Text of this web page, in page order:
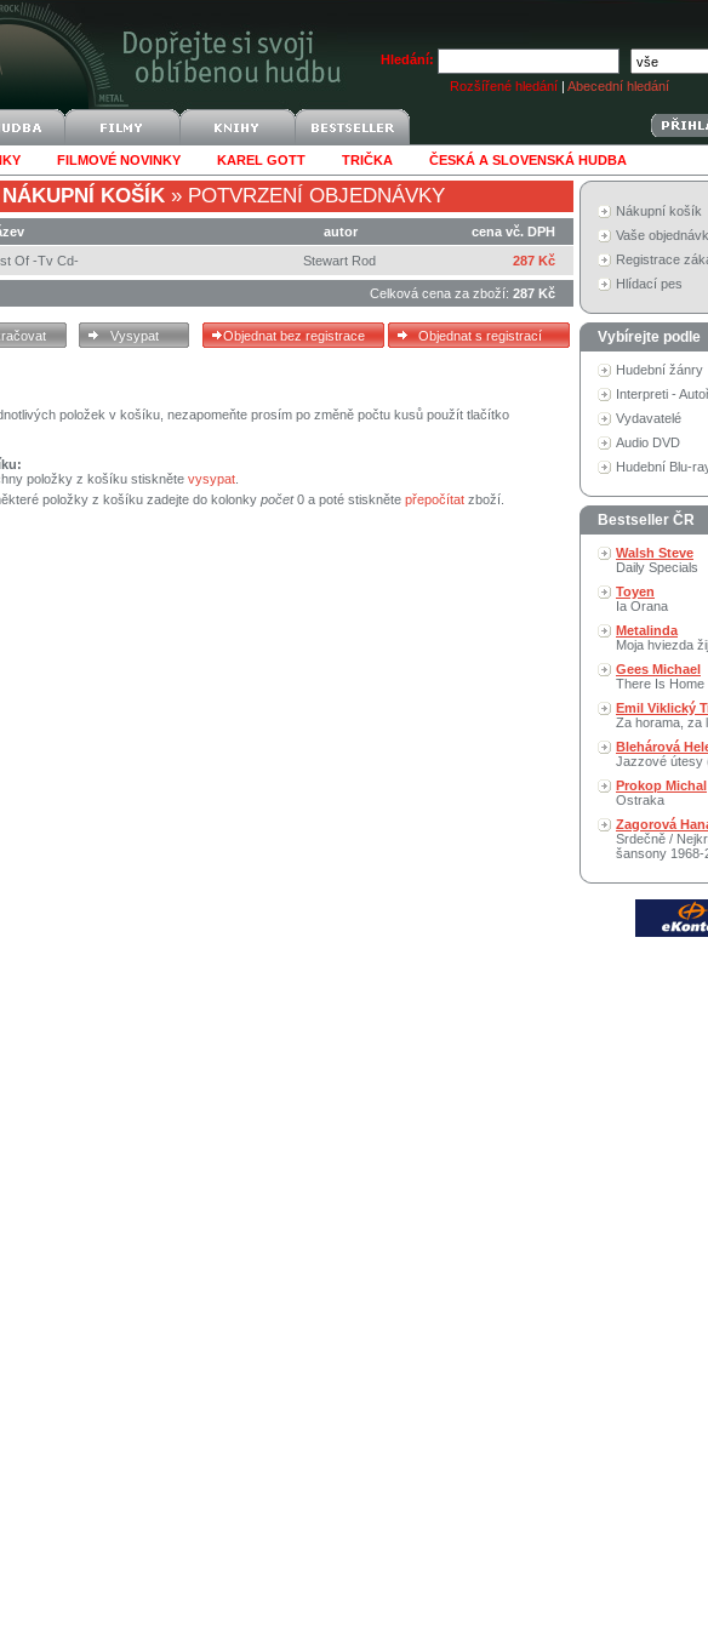
Hledání:
Rozšířené hledání | Abecední hledání
FILMOVÉ NOVINKY KAREL GOTT TRIČKA ČESKÁ A SLOVENSKÁ HUDBA
NÁKUPNÍ KOŠÍK » POTVRZENÍ OBJEDNÁVKY
autor
cena vč. DPH
Of -Tv Cd- Stewart Rod 287 Kč
Celková cena za zboží: 287 Kč
položek v košíku, nezapomeňte prosím po změně počtu kusů použít tlačítko
položky z košíku stiskněte vysypat
položky z košíku zadejte do kolonky počet0 a poté stiskněte přepočítat zboží.
Nákupní košík
Vaše
Registrace
Hlídací pes
Vybírejte podle
Hudební žánry
Interpreti -
Vydavatelé
Audio DVD
Hudební Blu-
Bestseller ČR
Walsh Steve
Daily Specials
Toyen
Ia Orana
Metalinda
Moja hviezda
Gees Michael
There Is Home
Emil Viklický
Za horama, za
Blehárová
Jazzové útesy
Prokop Michal
Ostraka
Zagorová
Srdečně /
šansony 1968-